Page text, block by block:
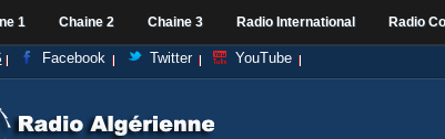
1 Chaine 2 Chaine 3 Radio International Radio
Facebook Twitter YouTube